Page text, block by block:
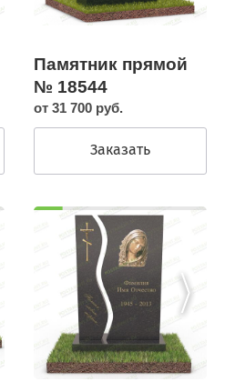
Памятник прямой
№ 18544
от 31 700 руб.
Заказать